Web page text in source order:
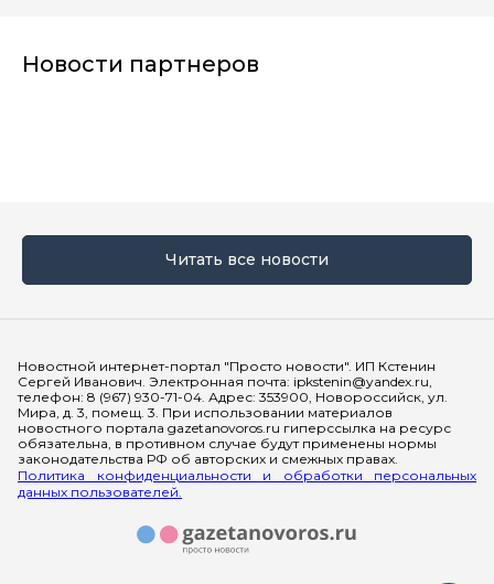
Новости партнеров
Читать все новости
Новостной интернет-портал "Просто новости". ИП Кстенин
Сергей Иванович. Электронная почта: ipkstenin@yandex.ru,
телефон: 8 (967) 930-71-04. Адрес: 353900, Новороссийск, ул.
Мира, д. 3, помещ. 3. При использовании материалов
новостного портала gazetanovoros.ru гиперссылка на ресурс
обязательна, в противном случае будут применены нормы
законодательства РФ об авторских и смежных правах.
Политика конфиденциальности и обработки персональных
данных пользователей.